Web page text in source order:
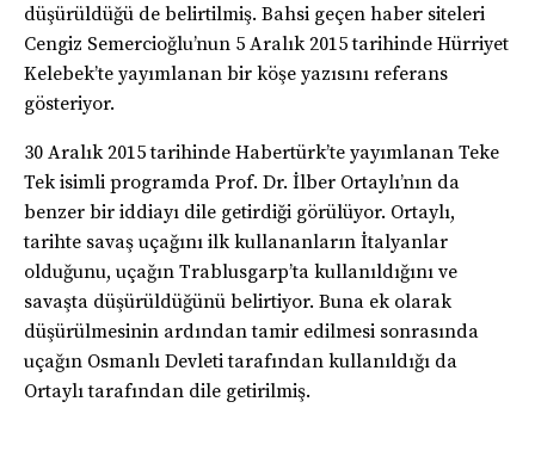
düşürüldüğü de belirtilmiş. Bahsi geçen haber siteleri
Cengiz Semercioğlu’nun 5 Aralık 2015 tarihinde Hürriyet
Kelebek’te yayımlanan bir köşe yazısını referans
gösteriyor.
30 Aralık 2015 tarihinde Habertürk’te yayımlanan Teke
Tek isimli programda Prof. Dr. İlber Ortaylı’nın da
benzer bir iddiayı dile getirdiği görülüyor. Ortaylı,
tarihte savaş uçağını ilk kullananların İtalyanlar
olduğunu, uçağın Trablusgarp’ta kullanıldığını ve
savaşta düşürüldüğünü belirtiyor. Buna ek olarak
düşürülmesinin ardından tamir edilmesi sonrasında
uçağın Osmanlı Devleti tarafından kullanıldığı da
Ortaylı tarafından dile getirilmiş.